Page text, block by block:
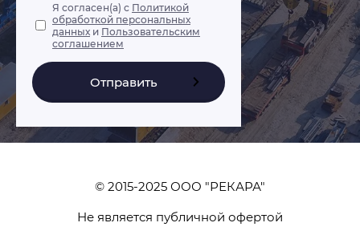
Я согласен(а) с Политикой
обработкой персональных
данных и Пользовательским
соглашением
Отправить
© 2015-2025 ООО "РЕКАРА"
Не является публичной офертой